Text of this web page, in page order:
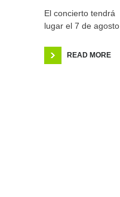
El concierto tendrá
lugar el 7 de agosto
READ MORE